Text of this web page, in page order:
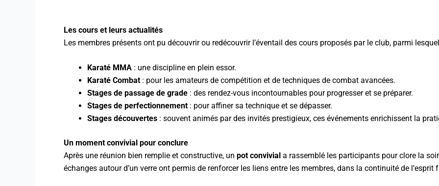
Les cours et leurs actualités
Les membres présents ont pu découvrir ou redécouvrir l’éventail des cours proposés par le club, parmi
Karaté MMA : une discipline en plein essor.
Karaté Combat : pour les amateurs de compétition et de techniques de combat avancées.
Stages de passage de grade : des rendez-vous incontournables pour progresser et se préparer.
Stages de perfectionnement : pour affiner sa technique et se dépasser.
Stages découvertes : souvent animés par des invités prestigieux, ces événements enrichissent la
Un moment convivial pour conclure
Après une réunion bien remplie et constructive, un pot convivial a rassemblé les participants pour clore la
échanges autour d’un verre ont permis de renforcer les liens entre les membres, dans la continuité de